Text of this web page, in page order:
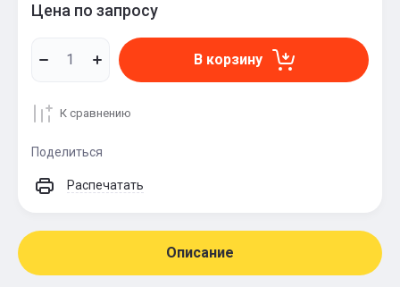
Цена по запросу
В корзину
К сравнению
Поделиться
Распечатать
Описание